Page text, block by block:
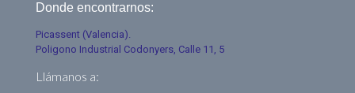
Donde encontrarnos:
Picassent (Valencia).
Poligono Industrial Codonyers, Calle 11, 5
Llámanos a: